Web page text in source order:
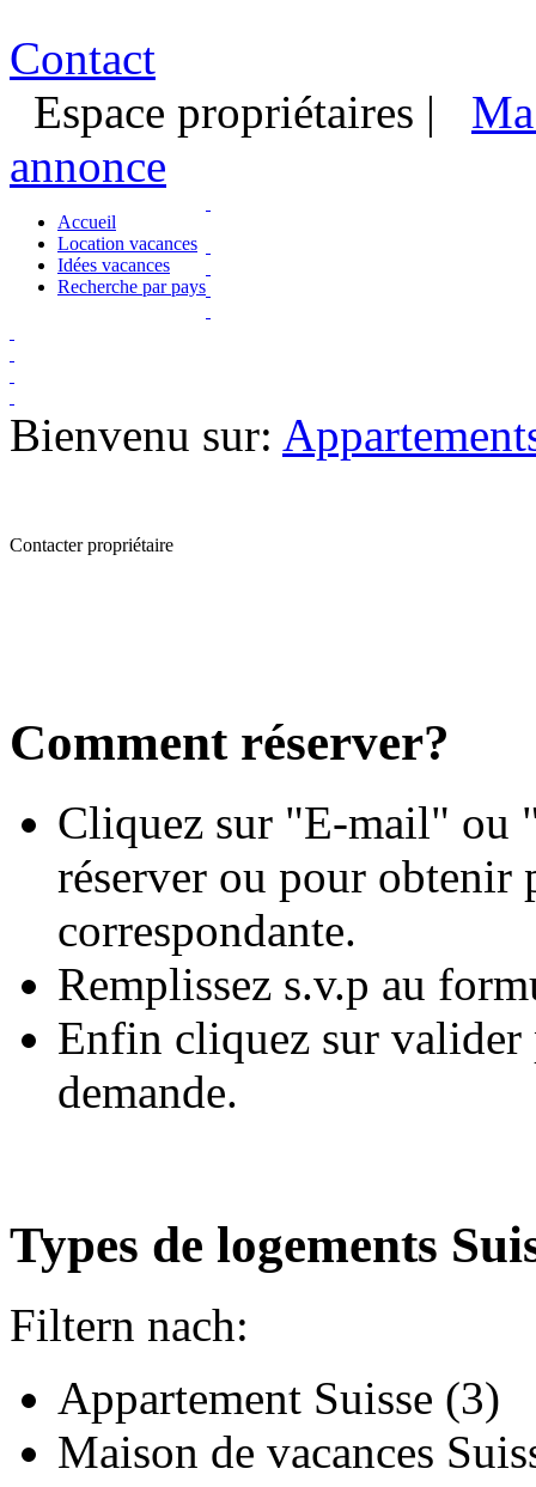
Contact
Espace propriétaires |
annonce
Accueil
Location vacances
Idées vacances
Recherche par pays
Bienvenu sur:
Contacter propriétaire
Comment réserver?
Cliquez sur "E-mail" ou
réserver ou pour obtenir
correspondante.
Remplissez s.v.p au
Enfin cliquez sur
demande.
Types de logements
Filtern nach:
Appartement Suisse (3)
Maison de vacances